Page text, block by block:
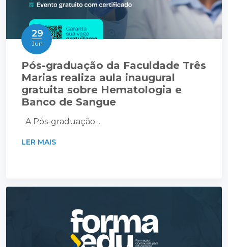
29
Jun
Pós-graduação da Faculdade Três
Marias realiza aula inaugural
gratuita sobre Hematologia e
Banco de Sangue
A Pós-graduação ...
LER MAIS